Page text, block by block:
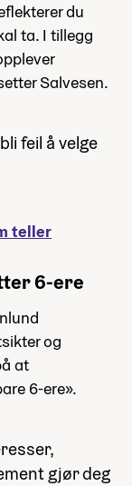
du
ta. I tillegg
Salvesen.
feil å velge
teller
6-ere
og
at
6-ere».
gjør deg